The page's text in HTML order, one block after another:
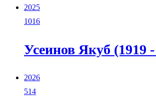
2025
1016
Усеинов Якуб (1919
2026
514